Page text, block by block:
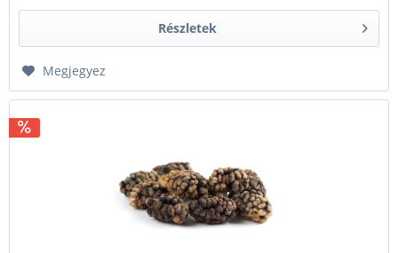
Részletek
Megjegyez